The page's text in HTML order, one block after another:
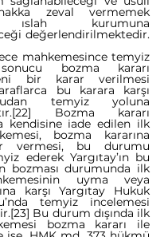
hakka zeval vermemek
ıslah kurumuna
değerlendirilmektedir.
mahkemesince temyiz
bozma kararı
bir karar verilmesi
bu karara karşı
temyiz yoluna
[22] Bozma kararı
kendisine iade edilen ilk
bozma kararına
vermesi, bu durumu
ederek Yargıtay’ın bu
bozması durumunda ilk
uyma veya
karşı Yargıtay Hukuk
temyiz incelemesi
[23] Bu durum dışında ilk
bozma kararı ile